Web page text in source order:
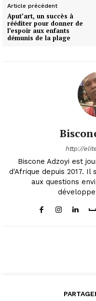
Article précédent
Aput’art, un succès à
rééditer pour donner de
l’espoir aux enfants
démunis de la plage
http://
Biscone Adzoyi est
d'Afrique depuis 2017.
aux questions